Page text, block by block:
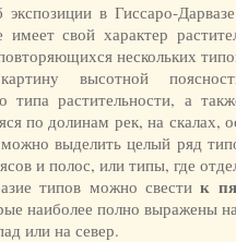
в Гиссаро-
свой характер
нескольких
высотной
типа растительности, а
по долинам рек, на скалах,
выделить целый ряд
и полос, или типы, где
типов можно свестик
наиболее полно выражены
или на север.